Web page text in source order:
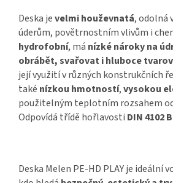
Deska jevelmi houževnatá, odolná
úderům, povětrnostním vlivům i
hydrofobní, má nízké nároky na
obrábět, svařovat i hluboce
její využití v různých konstrukčních
také nízkou hmotností,vysokou
použitelným teplotním rozsahem od
Odpovídá třídě hořlavosti DIN 4102
Deska Melen PE-HD PLAY je ideální